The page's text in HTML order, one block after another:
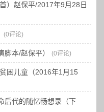
）赵保平/2017年9月28日
(0评论)
脚本/赵保平） (0评论)
困儿童（2016年1月15
后代的随忆畅想录（下